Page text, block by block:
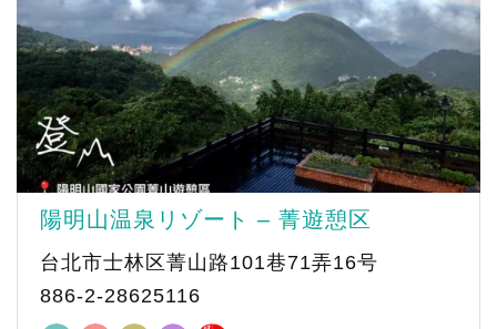
陽明山温泉リゾート – 菁遊憩区
台北市士林区菁山路101巷71弄16号
886-2-28625116